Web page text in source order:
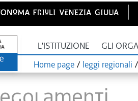
L'ISTITUZIONE GLI
Home page / leggi regionali /